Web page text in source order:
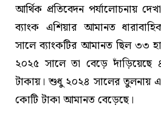
আর্থিক প্রতিবেদন পর্যালোচনায়
ব্যাংক এশিয়ার আমানত
সালে ব্যাংকটির আমানত ছিল ৩৩
২০২৫ সালে তা বেড়ে
টাকায়। শুধু ২০২৪ সালের তুলনায়
কোটি টাকা আমানত বেড়েছে।